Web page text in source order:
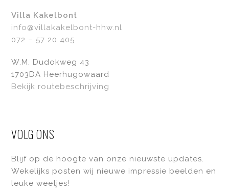
Villa Kakelbont
info@villakakelbont-hhw.nl
072 – 57 20 405
W.M. Dudokweg 43
1703DA Heerhugowaard
Bekijk routebeschrijving
VOLG ONS
Blijf op de hoogte van onze nieuwste updates.
Wekelijks posten wij nieuwe impressie beelden en
leuke weetjes!